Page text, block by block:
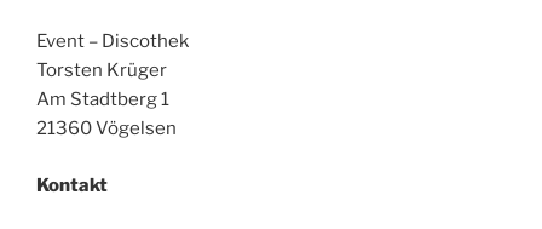
Event – Discothek
Torsten Krüger
Am Stadtberg 1
21360 Vögelsen
Kontakt